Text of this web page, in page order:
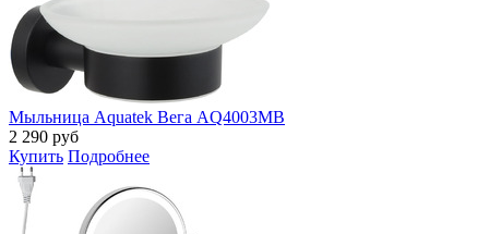
Мыльница Aquatek Вега AQ4003MB
2 290 руб
Купить Подробнее